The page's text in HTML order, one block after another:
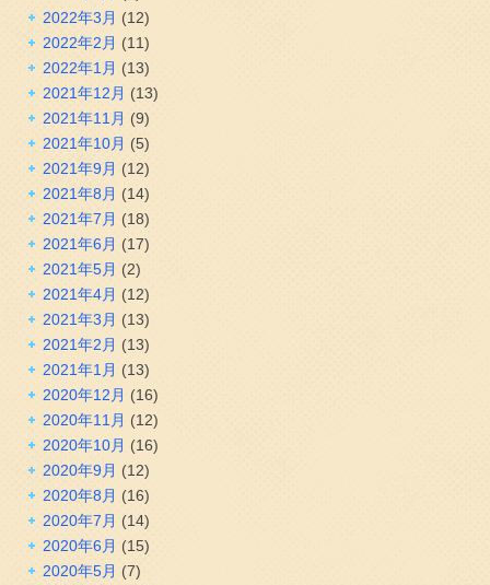
2022年3月 (12)
2022年2月 (11)
2022年1月 (13)
2021年12月 (13)
2021年11月 (9)
2021年10月 (5)
2021年9月 (12)
2021年8月 (14)
2021年7月 (18)
2021年6月 (17)
2021年5月 (2)
2021年4月 (12)
2021年3月 (13)
2021年2月 (13)
2021年1月 (13)
2020年12月 (16)
2020年11月 (12)
2020年10月 (16)
2020年9月 (12)
2020年8月 (16)
2020年7月 (14)
2020年6月 (15)
2020年5月 (7)